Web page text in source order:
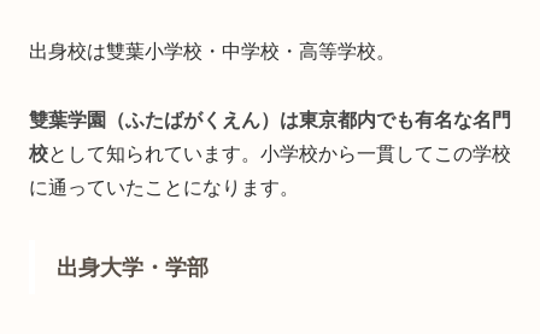
出身校は雙葉小学校・中学校・高等学校。
雙葉学園（ふたばがくえん）は東京都内でも有名な名門
校として知られています。小学校から一貫してこの学校
に通っていたことになります。
出身大学・学部